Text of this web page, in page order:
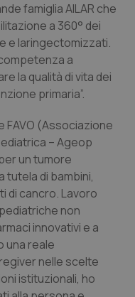
famiglia AILAR che
a 360° dei
e laringectomizzati.
a
la qualità di vita dei
primaria”.
FAVO (Associazione
– Ageop
un tumore
tutela di bambini,
di cancro. Lavoro
non
innovativi e a
una reale
nelle scelte
istituzionali, ho
www.quotidianosanita.it
www.quotidianosanita.it
Google LLC
.quotidianosanita.it